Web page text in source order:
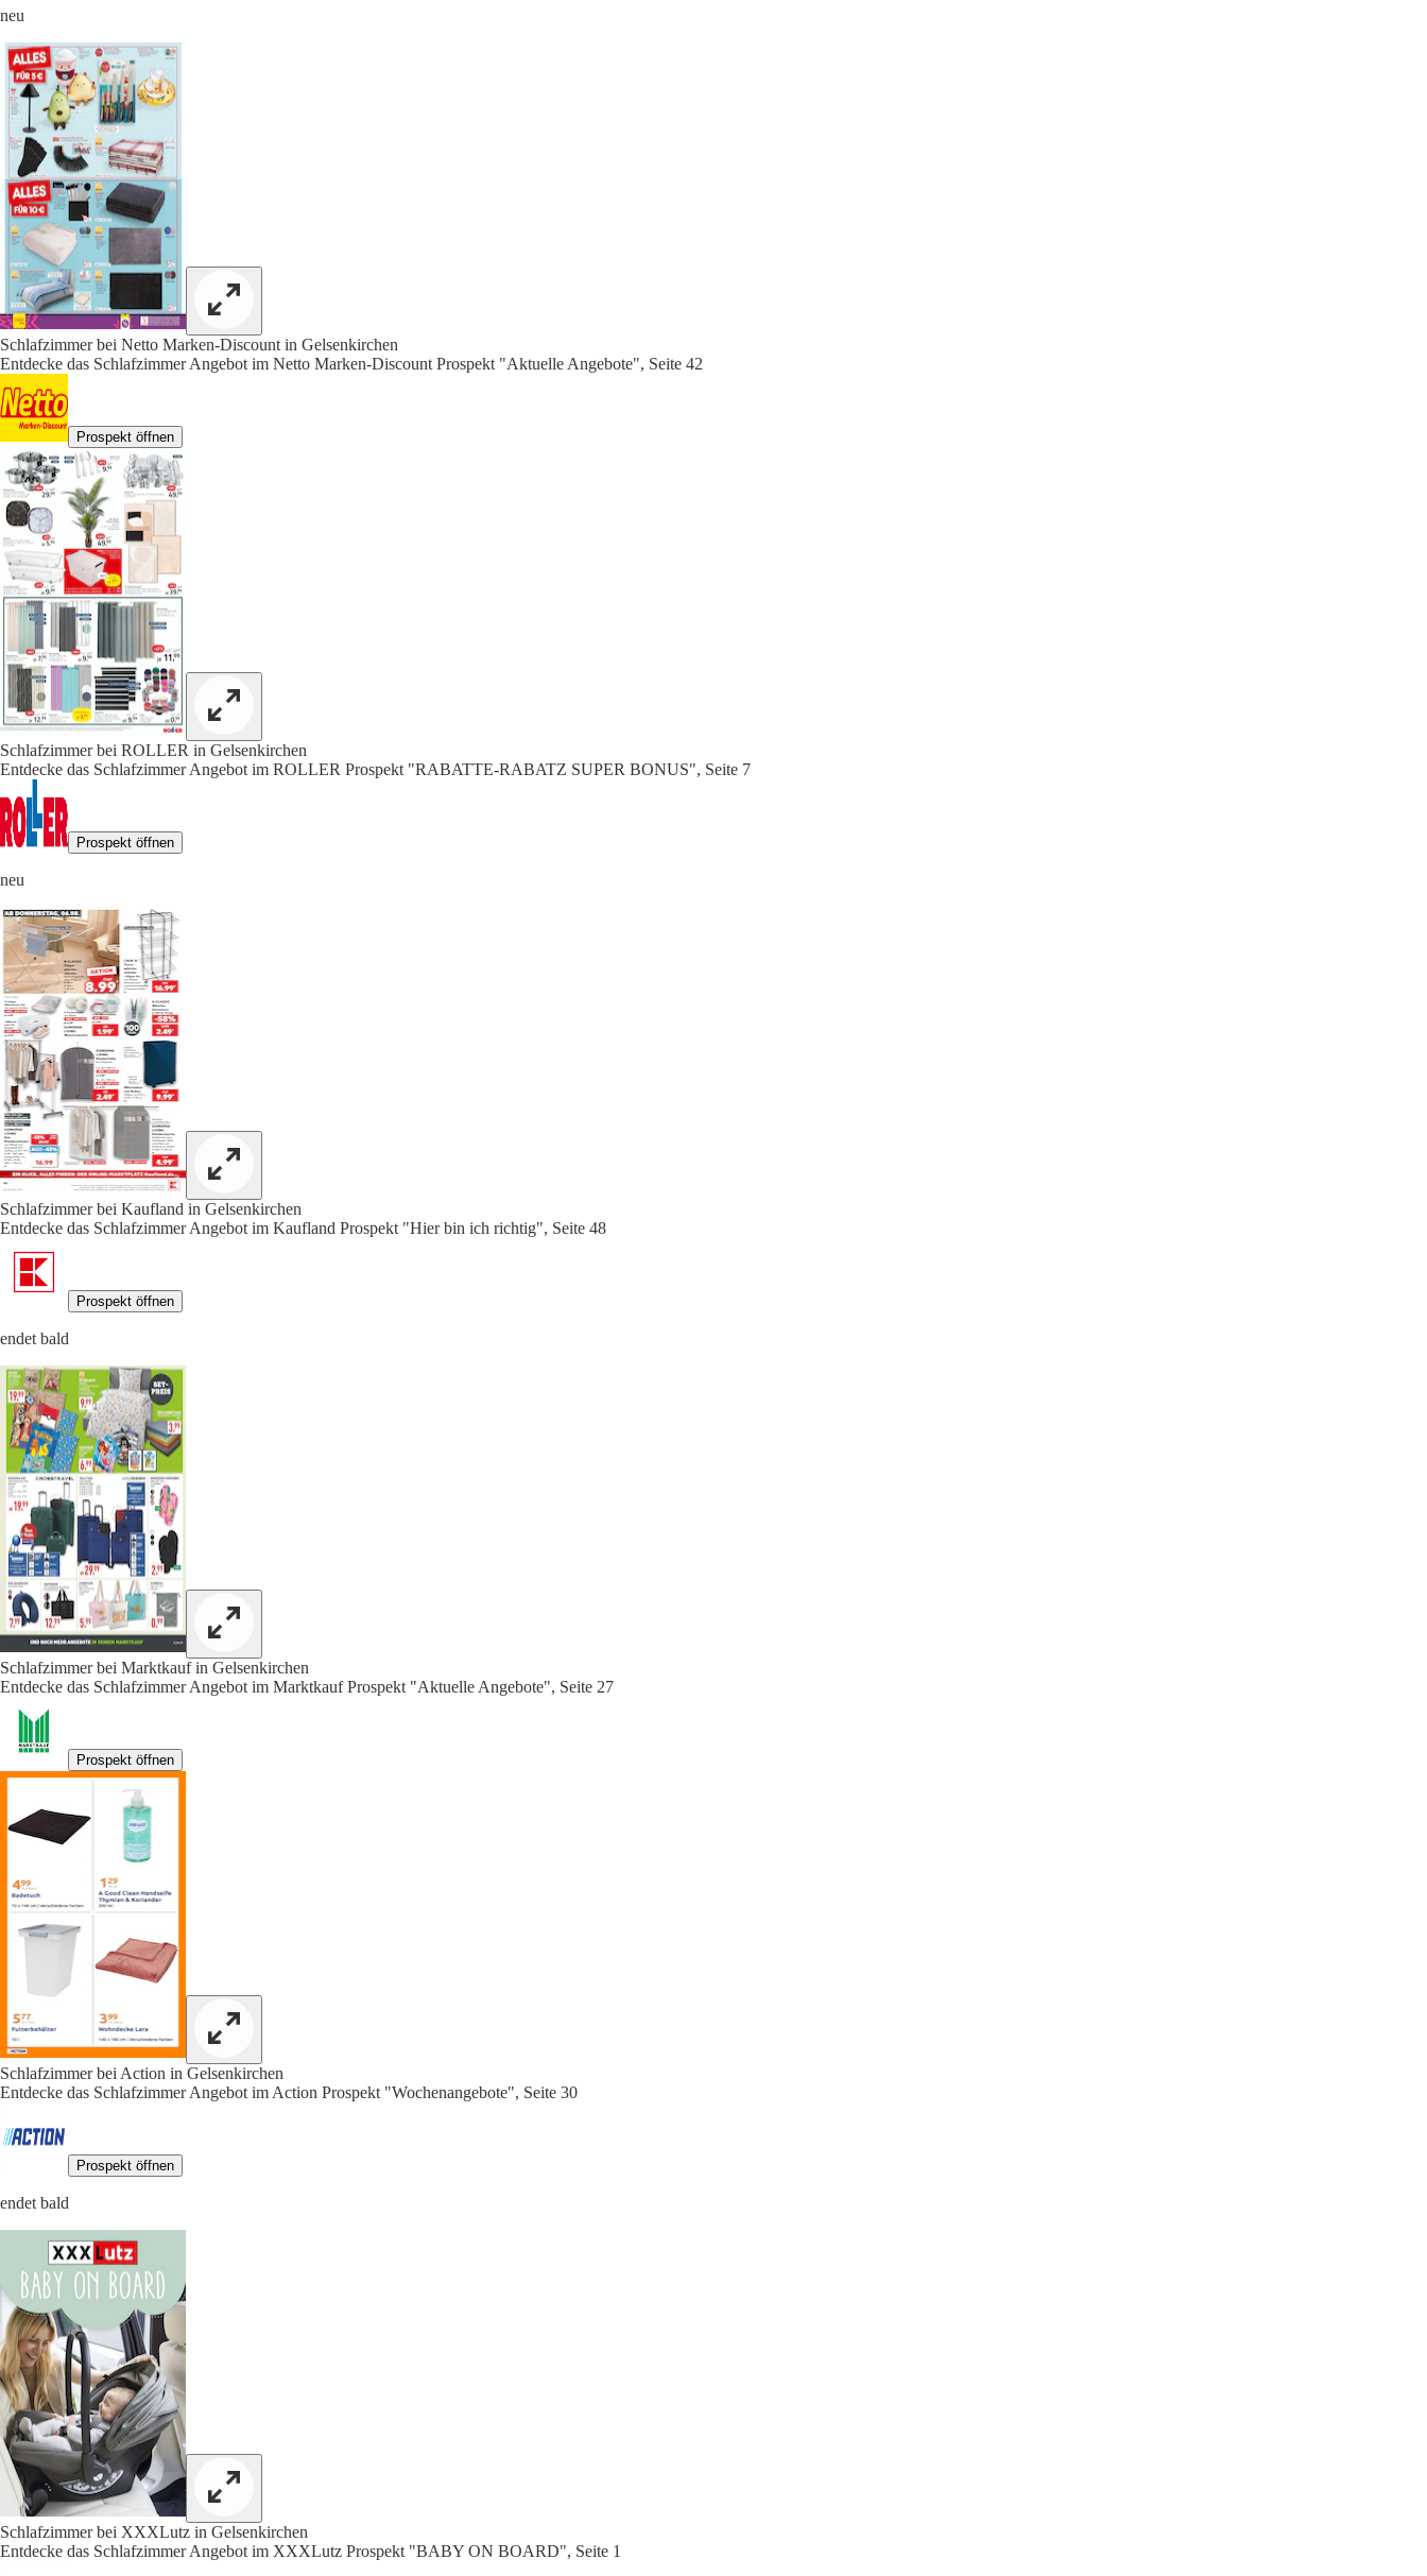
neu
Schlafzimmer bei Netto Marken-Discount in Gelsenkirchen
Entdecke das Schlafzimmer Angebot im Netto Marken-Discount Prospekt "Aktuelle Angebote", Seite 42
Prospekt öffnen
Schlafzimmer bei ROLLER in Gelsenkirchen
Entdecke das Schlafzimmer Angebot im ROLLER Prospekt "RABATTE-RABATZ SUPER BONUS", Seite 7
Prospekt öffnen
neu
Schlafzimmer bei Kaufland in Gelsenkirchen
Entdecke das Schlafzimmer Angebot im Kaufland Prospekt "Hier bin ich richtig", Seite 48
Prospekt öffnen
endet bald
Schlafzimmer bei Marktkauf in Gelsenkirchen
Entdecke das Schlafzimmer Angebot im Marktkauf Prospekt "Aktuelle Angebote", Seite 27
Prospekt öffnen
Schlafzimmer bei Action in Gelsenkirchen
Entdecke das Schlafzimmer Angebot im Action Prospekt "Wochenangebote", Seite 30
Prospekt öffnen
endet bald
Schlafzimmer bei XXXLutz in Gelsenkirchen
Entdecke das Schlafzimmer Angebot im XXXLutz Prospekt "BABY ON BOARD", Seite 1